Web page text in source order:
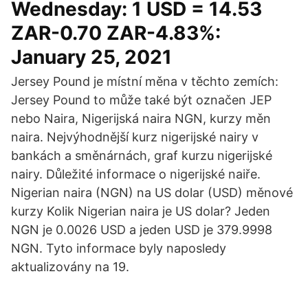
Wednesday: 1 USD = 14.53
ZAR-0.70 ZAR-4.83%:
January 25, 2021
Jersey Pound je místní měna v těchto zemích:
Jersey Pound to může také být označen JEP
nebo Naira, Nigerijská naira NGN, kurzy měn
naira. Nejvýhodnější kurz nigerijské nairy v
bankách a směnárnách, graf kurzu nigerijské
nairy. Důležité informace o nigerijské naiře.
Nigerian naira (NGN) na US dolar (USD) měnové
kurzy Kolik Nigerian naira je US dolar? Jeden
NGN je 0.0026 USD a jeden USD je 379.9998
NGN. Tyto informace byly naposledy
aktualizovány na 19.